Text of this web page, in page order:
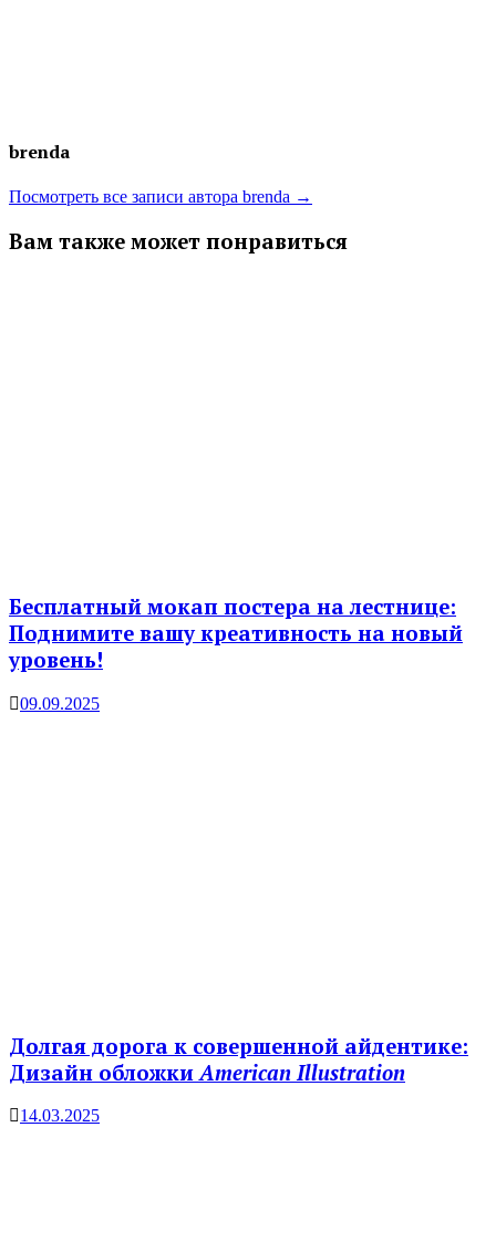
brenda
Посмотреть все записи автора brenda →
Вам также может понравиться
Бесплатный мокап постера на лестнице:
Поднимите вашу креативность на новый
уровень!
09.09.2025
Долгая дорога к совершенной айдентике:
Дизайн обложки American Illustration
14.03.2025